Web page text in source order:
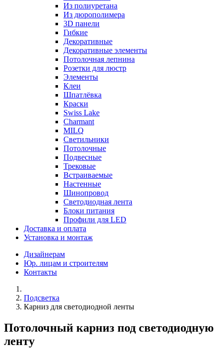
Из полиуретана
Из дюрополимера
3D панели
Гибкие
Декоративные
Декоративные элементы
Потолочная лепнина
Розетки для люстр
Элементы
Клеи
Шпатлёвка
Краски
Swiss Lake
Charmant
MILQ
Светильники
Потолочные
Подвесные
Трековые
Встраиваемые
Настенные
Шинопровод
Светодиодная лента
Блоки питания
Профили для LED
Доставка и оплата
Установка и монтаж
Дизайнерам
Юр. лицам и строителям
Контакты
Подсветка
Карниз для светодиодной ленты
Потолочный карниз под светодиодную
ленту